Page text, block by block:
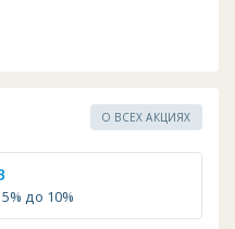
О ВСЕХ АКЦИЯХ
до 10%